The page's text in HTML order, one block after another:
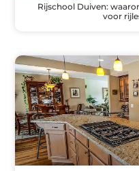
Rijschool Duiven:
voor